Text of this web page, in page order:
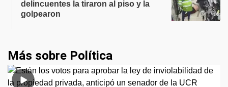
delincuentes la tiraron al piso y la
golpearon
Más sobre Política